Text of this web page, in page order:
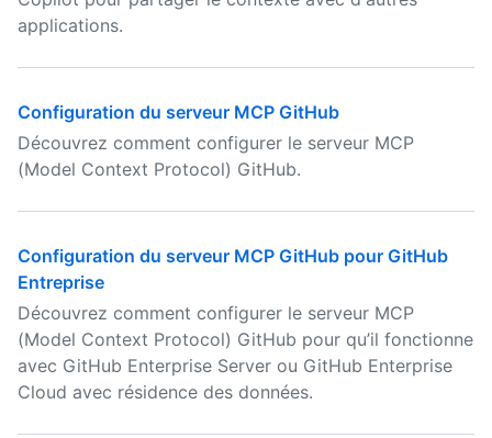
applications.
Configuration du serveur MCP GitHub
Découvrez comment configurer le serveur MCP
(Model Context Protocol) GitHub.
Configuration du serveur MCP GitHub pour GitHub
Entreprise
Découvrez comment configurer le serveur MCP
(Model Context Protocol) GitHub pour qu’il fonctionne
avec GitHub Enterprise Server ou GitHub Enterprise
Cloud avec résidence des données.